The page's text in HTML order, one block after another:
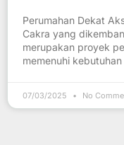
Perumahan Dekat
Cakra yang
merupakan proyek
memenuhi
07/03/2025 No